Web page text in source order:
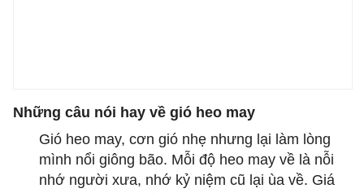
Những câu nói hay về gió heo may
Gió heo may, cơn gió nhẹ nhưng lại làm lòng
mình nổi giông bão. Mỗi độ heo may về là nỗi
nhớ người xưa, nhớ kỷ niệm cũ lại ùa về. Giá